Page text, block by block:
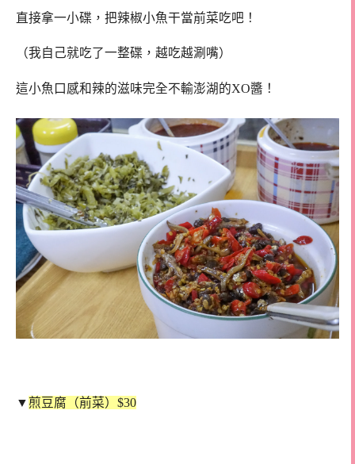
直接拿一小碟，把辣椒小魚干當前菜吃吧！
（我自己就吃了一整碟，越吃越涮嘴）
這小魚口感和辣的滋味完全不輸澎湖的XO醬！
▼煎豆腐（前菜）$30